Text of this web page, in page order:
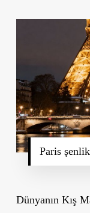
Paris
Dünyanın Kış